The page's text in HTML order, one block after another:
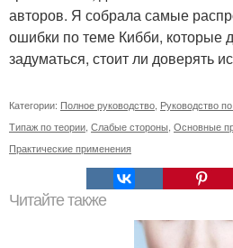
авторов. Я собрала самые
ошибки по теме Кибби, которые
задуматься, стоит ли доверять
Категории: Полное руководство Руководство
Типаж по теории Слабые стороны Основные
Практические применения
Читайте также